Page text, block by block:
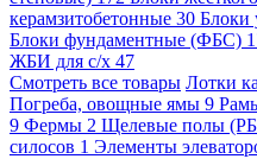
керамзитобетонные 30 Блоки
Блоки фундаментные (ФБС)
ЖБИ для с/х 47
Смотреть все товары Лотки
Погреба, овощные ямы 9
9 Фермы 2 Щелевые полы
силосов 1 Элементы